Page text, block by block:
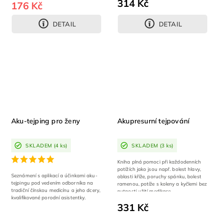
176 Kč
DETAIL
314 Kč
DETAIL
Aku-tejping pro ženy
SKLADEM (4 ks)
Seznámení s aplikací a účinkami aku-
tejpingu pod vedením odborníka na
tradiční čínskou medicínu a jeho dcery,
kvalifikované porodní asistentky.
Akupresurní tejpování
SKLADEM (3 ks)
331 Kč
Kniha plná pomoci při každodenních
potížích jako jsou např. bolest hlavy,
oblasti kříže, poruchy spánku, bolest
ramenou, potíže s koleny a kyčlemi bez
nutnosti užití medikace.